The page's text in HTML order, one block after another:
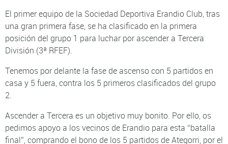
El primer equipo de la Sociedad Deportiva Erandio Club, tras
una gran primera fase, se ha clasificado en la primera
posición del grupo 1 para luchar por ascender a Tercera
División (3ª RFEF).
Tenemos por delante la fase de ascenso con 5 partidos en
casa y 5 fuera, contra los 5 primeros clasificados del grupo
2.
Ascender a Tercera es un objetivo muy bonito. Por ello, os
pedimos apoyo a los vecinos de Erandio para esta “batalla
final”, comprandoel bono de los 5 partidos de Ategorri, por el